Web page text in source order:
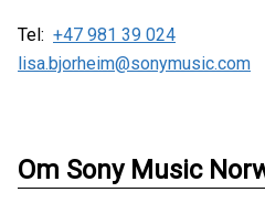
Tel: +47 981 39 024
lisa.bjorheim@sonymusic.com
Om Sony Music